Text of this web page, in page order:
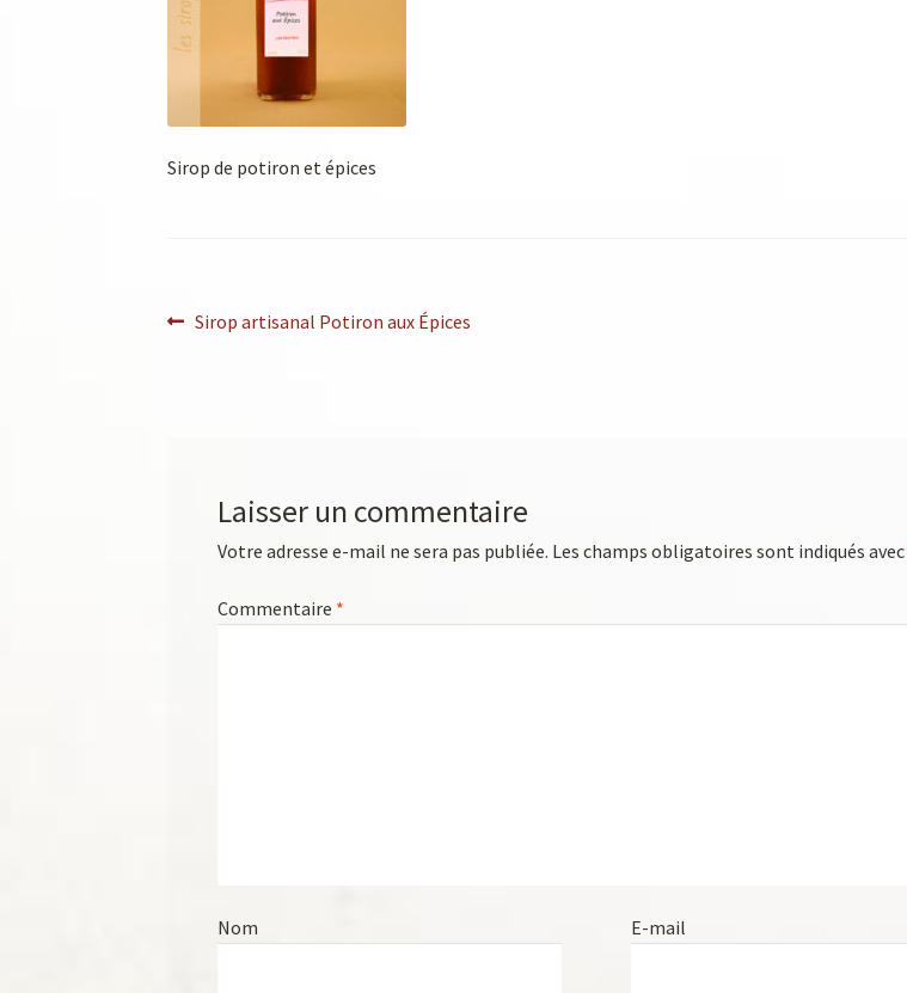
Sirop de potiron et épices
Sirop artisanal Potiron aux Épices
Laisser un commentaire
Votre adresse e-mail ne sera pas publiée. Les champs obligatoires sont indiqués avec
Commentaire *
Nom E-mail